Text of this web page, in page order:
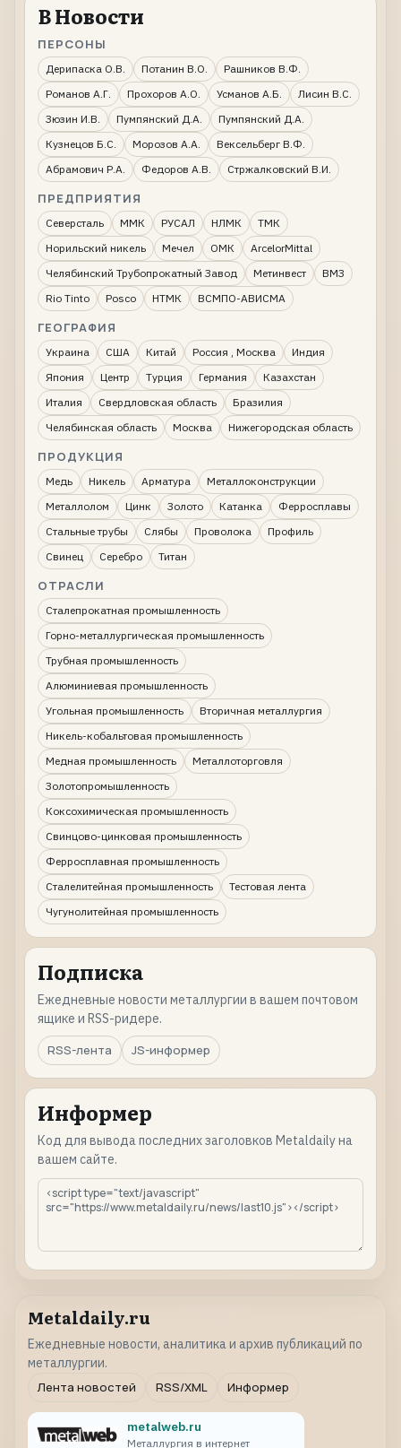
В Новости
ПЕРСОНЫ
Дерипаска О.В. Потанин В.О.
Рашников В.Ф.
Романов А.Г.
Прохоров А.О. Усманов А.Б.
Лисин В.С.
Зюзин И.В.
Пумпянский Д.А.
Пумпянский Д.А.
Кузнецов Б.С.
Морозов А.А.
Вексельберг В.Ф.
Абрамович Р.А.
Федоров А.В. Стржалковский В.И.
ПРЕДПРИЯТИЯ
Северсталь ММК РУСАЛ НЛМК
ТМК
Норильский никель
Мечел ОМК
ArcelorMittal
Челябинский Трубопрокатный Завод
Метинвест
ВМЗ
Rio Tinto
Posco НТМК ВСМПО-АВИСМА
ГЕОГРАФИЯ
Украина США Китай Россия , Москва
Индия
Япония
Центр Турция Германия
Казахстан
Италия
Свердловская область
Бразилия
Челябинская область
Москва Нижегородская область
ПРОДУКЦИЯ
Медь Никель Арматура
Металлоконструкции
Металлолом
Цинк Золото Катанка
Ферросплавы
Стальные трубы
Слябы Проволока
Профиль
Свинец
Серебро Титан
ОТРАСЛИ
Сталепрокатная промышленность
Горно-металлургическая промышленность
Трубная промышленность
Алюминиевая промышленность
Угольная промышленность
Вторичная металлургия
Никель-кобальтовая промышленность
Медная промышленность
Металлоторговля
Золотопромышленность
Коксохимическая промышленность
Свинцово-цинковая промышленность
Ферросплавная промышленность
Сталелитейная промышленность
Тестовая лента
Чугунолитейная промышленность
Подписка
Ежедневные новости металлургии в вашем почтовом
ящике и RSS-ридере.
RSS-лента
JS-информер
Информер
Код для вывода последних заголовков Metaldaily на
вашем сайте.
Metaldaily.ru
Ежедневные новости, аналитика и архив публикаций по
металлургии.
Лента новостей
RSS/XML Информер
metalweb.ru
Металлургия в интернет